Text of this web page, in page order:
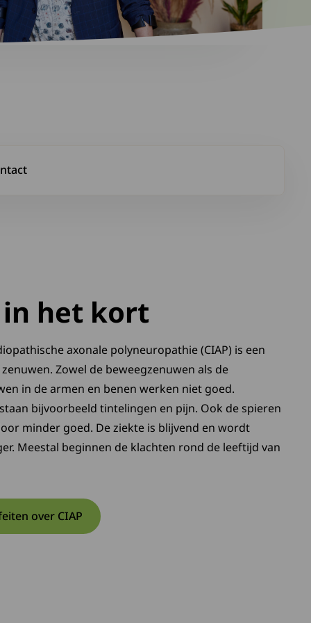
in contact
in het kort
axonale polyneuropathie (CIAP) is een
Zowel de beweegzenuwen als de
in de armen en benen werken niet goed.
bijvoorbeeld tintelingen en pijn. Ook de spieren
minder goed. De ziekte is blijvend en wordt
Meestal beginnen de klachten rond de leeftijd van
over CIAP